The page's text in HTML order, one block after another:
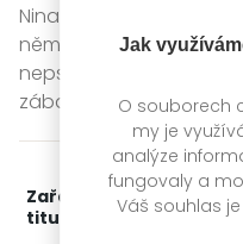
Jak
O souborech
my je
analýze
fungovaly a
Váš souhlas
Nina Lykke si v této
němž je dovoleno vše
nepsaných pravidel.
zábavu.
Zařažení
titulu: